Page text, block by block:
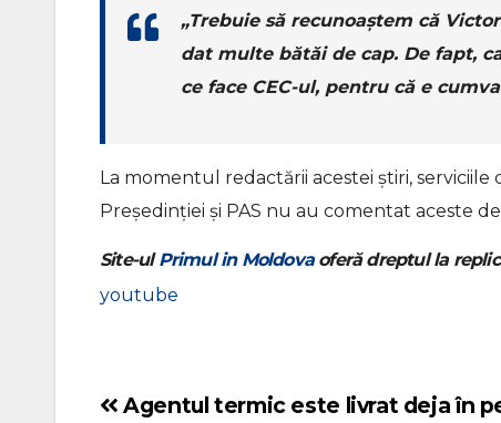
„Trebuie să recunoaștem că
dat multe bătăi de cap. De fapt,
ce face CEC-ul, pentru că e
La momentul redactării acestei știri,
Președinției și PAS nu au comentat aceste
Site-ulPrimul in Moldovaoferă dreptul la
youtube
Navigare
Agentul termic este livrat deja în